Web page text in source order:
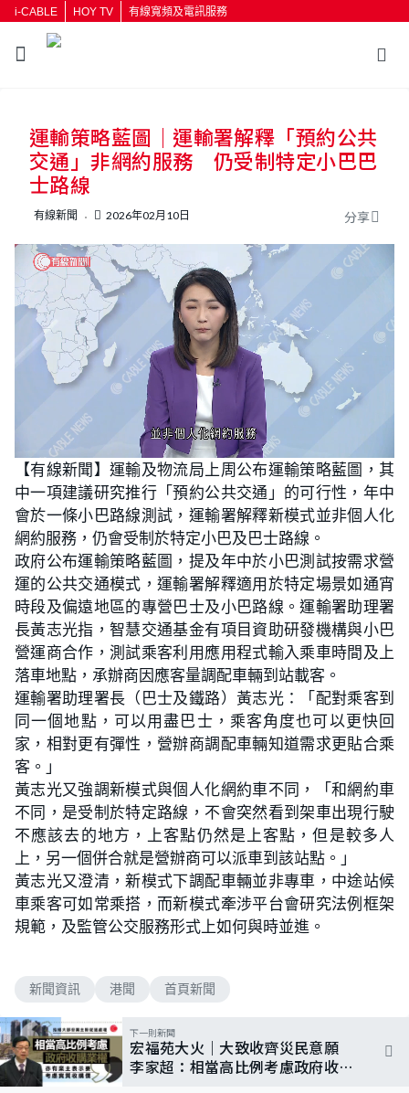
i-CABLE HOY TV 有線寬頻及電訊服務
按輸入鍵開始搜尋
運輸策略藍圖｜運輸署解釋「預約公共
交通」非網約服務 仍受制特定小巴巴
士路線
有線新聞 2026年02月10日 分享
n
m
t
e
o
a
d
e
d
:
2
9
.
4
1
%
【有線新聞】運輸及物流局上周公布運輸策略藍圖，其
中一項建議研究推行「預約公共交通」的可行性，年中
會於一條小巴路線測試，運輸署解釋新模式並非個人化
網約服務，仍會受制於特定小巴及巴士路線。
政府公布運輸策略藍圖，提及年中於小巴測試按需求營
運的公共交通模式，運輸署解釋適用於特定場景如通宵
時段及偏遠地區的專營巴士及小巴路線。運輸署助理署
長黃志光指，智慧交通基金有項目資助研發機構與小巴
營運商合作，測試乘客利用應用程式輸入乘車時間及上
落車地點，承辦商因應客量調配車輛到站載客。
運輸署助理署長（巴士及鐵路）黃志光：「配對乘客到
同一個地點，可以用盡巴士，乘客角度也可以更快回
家，相對更有彈性，營辦商調配車輛知道需求更貼合乘
客。」
黃志光又強調新模式與個人化網約車不同，「和網約車
不同，是受制於特定路線，不會突然看到架車出現行駛
不應該去的地方，上客點仍然是上客點，但是較多人
上，另一個併合就是營辦商可以派車到該站點。」
黃志光又澄清，新模式下調配車輛並非專車，中途站候
車乘客可如常乘搭，而新模式牽涉平台會研究法例框架
規範，及監管公交服務形式上如何與時並進。
新聞資訊 港聞 首頁新聞
下一則新聞
宏福苑大火｜大致收齊災民意願
李家超：相當高比例考慮政府收購